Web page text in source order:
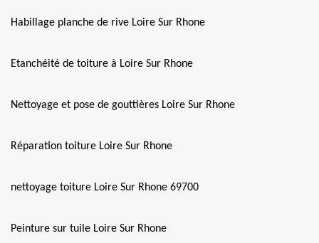
Habillage planche de rive Loire Sur Rhone
Etanchéité de toiture à Loire Sur Rhone
Nettoyage et pose de gouttières Loire Sur Rhone
Réparation toiture Loire Sur Rhone
nettoyage toiture Loire Sur Rhone 69700
Peinture sur tuile Loire Sur Rhone